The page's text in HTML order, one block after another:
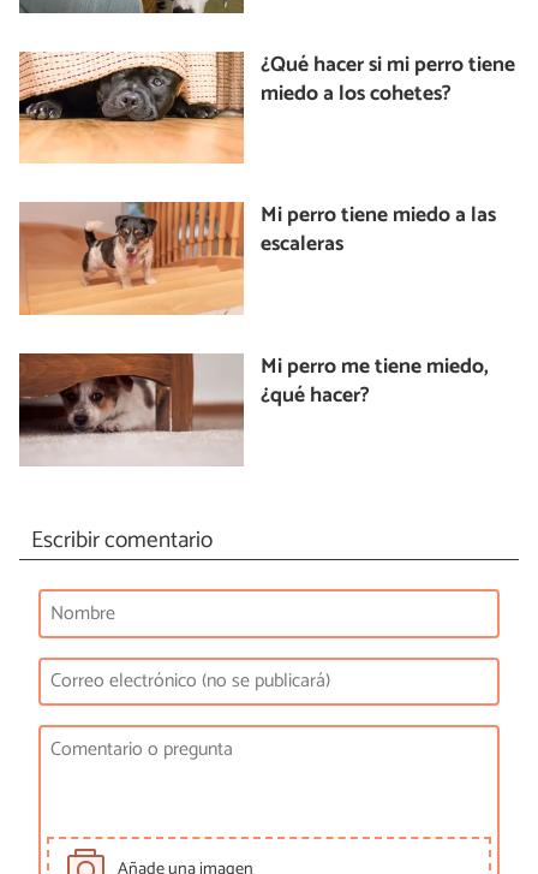
¿Qué hacer si mi perro tiene
miedo a los cohetes?
Mi perro tiene miedo a las
escaleras
Mi perro me tiene miedo,
¿qué hacer?
Escribir comentario